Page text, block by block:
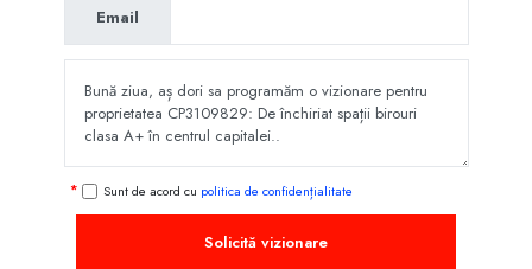
Email
Sunt de acord cu politica de confidențialitate
Solicită vizionare